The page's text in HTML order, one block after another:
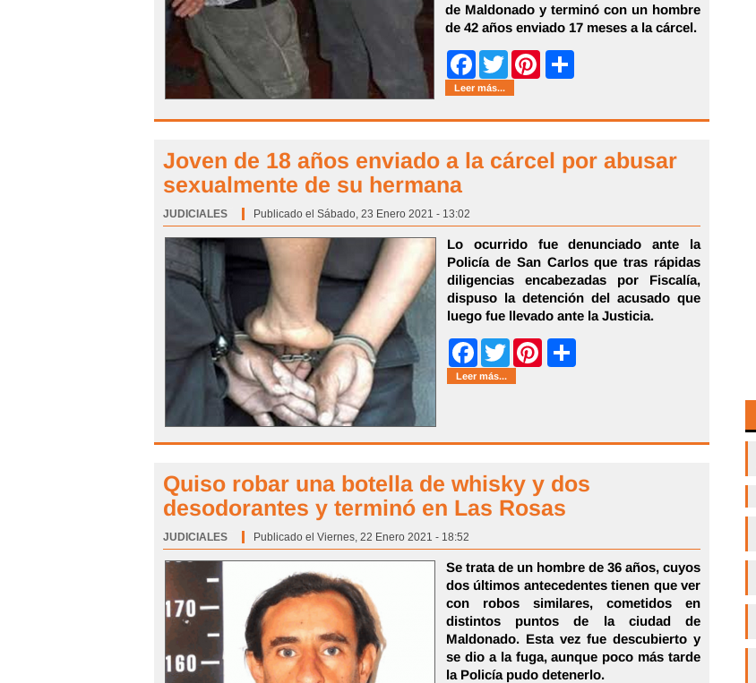
de Maldonado y terminó con un hombre
de 42 años enviado 17 meses a la cárcel.
FacebookTwitter Pinterest
Leer más...
Joven de 18 años enviado a la cárcel por abusar
sexualmente de su hermana
JUDICIALES Publicado el Sábado, 23 Enero 2021 - 13:02
Lo ocurrido fue denunciado ante la
Policía de San Carlos que tras rápidas
diligencias encabezadas por Fiscalía,
dispuso la detención del acusado que
luego fue llevado ante la Justicia.
FacebookTwitter Pinterest
Leer más...
Quiso robar una botella de whisky y dos
desodorantes y terminó en Las Rosas
JUDICIALES Publicado el Viernes, 22 Enero 2021 - 18:52
Se trata de un hombre de 36 años, cuyos
dos últimos antecedentes tienen que ver
con robos similares, cometidos en
distintos puntos de la ciudad de
Maldonado. Esta vez fue descubierto y
se dio a la fuga, aunque poco más tarde
la Policía pudo detenerlo.